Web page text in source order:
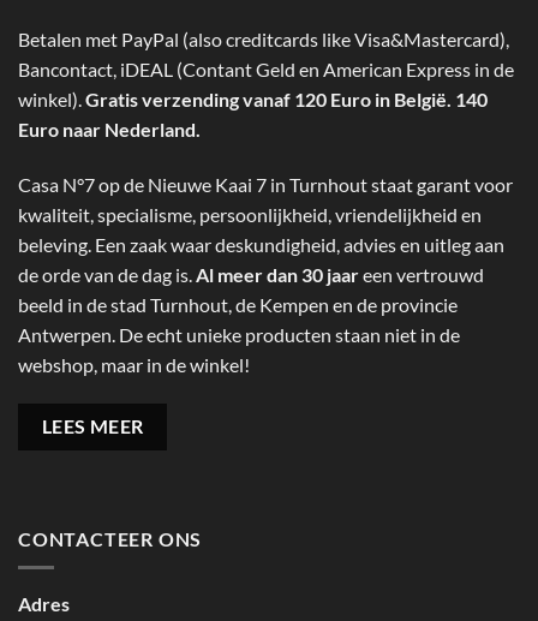
Betalen met PayPal (also creditcards like Visa&Mastercard),
Bancontact, iDEAL (Contant Geld en American Express in de
winkel). Gratis verzending vanaf 120 Euro in België. 140
Euro naar Nederland.
Casa N°7 op de Nieuwe Kaai 7 in Turnhout staat garant voor
kwaliteit, specialisme, persoonlijkheid, vriendelijkheid en
beleving. Een zaak waar deskundigheid, advies en uitleg aan
de orde van de dag is. Al meer dan 30 jaareen vertrouwd
beeld in de stad Turnhout, de Kempen en de provincie
Antwerpen. De echt unieke producten staan niet in de
webshop, maar in de winkel!
LEES MEER
CONTACTEER ONS
Adres